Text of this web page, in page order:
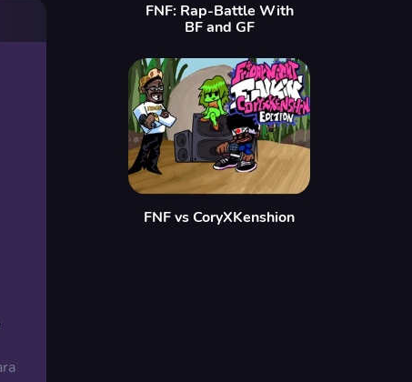
FNF: Rap-Battle With
BF and GF
FNF vs CoryXKenshion